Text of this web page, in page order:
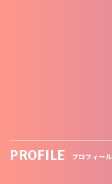
PROFILE プロフィール